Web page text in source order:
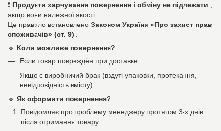
❗ Продукти харчування повернення і обміну не підлежати ,
якщо вони належної якості.
Це правило встановлено Законом України «Про захист прав
споживачів» (ст. 9) .
🔹 Коли можливе повернення?
Если товар повреждён при доставке.
Якщо є виробничий брак (вздуті упаковки, протекання,
невідповідність вмісту).
🔹 Як оформити повернення?
Повідомляє про проблему менеджеру протягом 3-х днів
після отримання товару.